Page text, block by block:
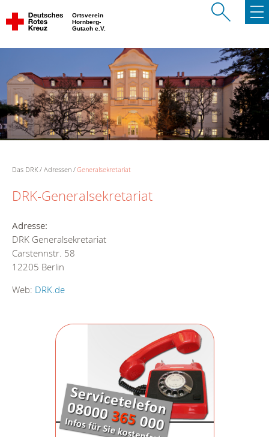
Ortsverein
Hornberg-
Gutach e.V.
Das DRK Adressen Generalsekretariat
DRK-Generalsekretariat
Adresse:
DRK Generalsekretariat
Carstennstr. 58
12205 Berlin
Web: DRK.de